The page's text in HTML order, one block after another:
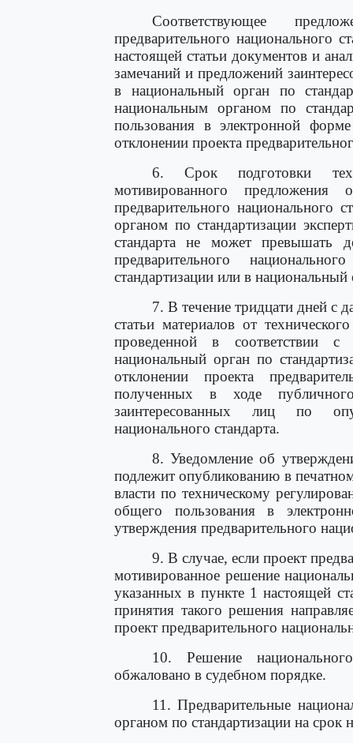
Соответствующее
предварительного национального
настоящей статьи документов и
замечаний и предложений
в национальный орган по
национальным органом по
пользования в электронной
отклонении проекта
6. Срок подготовки
мотивированного
предварительного национального
органом по стандартизации
стандарта не может превышать
предварительного
стандартизации или в национальный
7. В течение тридцати дней с
статьи материалов от
проведенной в соответствии
национальный орган по
отклонении проекта
полученных в ходе
заинтересованных лиц по
национального стандарта.
8. Уведомление об
подлежит опубликованию в
власти по техническому
общего пользования в
утверждения предварительного
9. В случае, если проект
мотивированное решение
указанных в пункте 1 настоящей
принятия такого решения
проект предварительного
10. Решение
обжаловано в судебном порядке.
11. Предварительные
органом по стандартизации на срок